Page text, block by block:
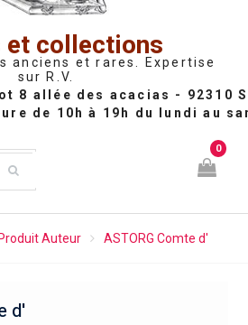
et collections
anciens et rares. Expertise
sur R.V.
0
Produit Auteur ASTORG Comte d'
d'